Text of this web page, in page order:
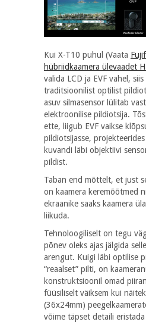
Kui X-T10 puhul (Vaata
hübriidkaamera ülevaadet
valida LCD ja EVF vahel,
traditsioonilist optilist
asuv silmasensor lülitab
elektroonilise pildiotsija.
ette, liigub EVF vaikse
pildiotsijasse,
kuvandi läbi objektiivi
pildist.
Taban end mõttelt, et just
on kaamera keremõõtmed
ekraanike saaks kaamera
liikuda.
Tehnoloogiliselt on tegu
põnev oleks ajas jälgida
arengut. Kuigi läbi optilise
“reaalset” pilti, on
konstruktsioonil omad
füüsiliselt väiksem kui
(36x24mm)
võime täpset detaili